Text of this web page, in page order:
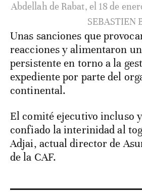
Abdellah de Rabat, el 18 de
SEBASTIEN
Unas sanciones que
reacciones y alimentaron
persistente en torno a la
expediente por parte del
continental.
El comité ejecutivo incluso
confiado la interinidad al
Adjai, actual director de
de la CAF.